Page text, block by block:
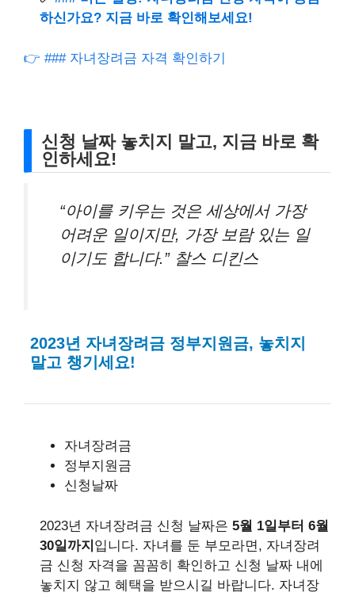
하신가요? 지금 바로 확인해보세요!
👉 ### 자녀장려금 자격 확인하기
신청 날짜 놓치지 말고, 지금 바로 확
인하세요!
“아이를 키우는 것은 세상에서 가장
어려운 일이지만, 가장 보람 있는 일
이기도 합니다.” 찰스 디킨스
2023년 자녀장려금 정부지원금, 놓치지
말고 챙기세요!
자녀장려금
정부지원금
신청날짜
2023년 자녀장려금 신청 날짜은 5월 1일부터 6월
30일까지 입니다. 자녀를 둔 부모라면, 자녀장려
금 신청 자격을 꼼꼼히 확인하고 신청 날짜 내에
놓치지 않고 혜택을 받으시길 바랍니다. 자녀장